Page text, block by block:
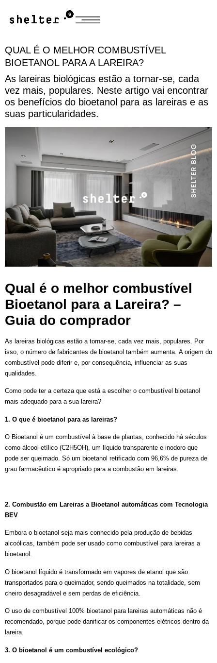
QUAL É O MELHOR COMBUSTÍVEL
BIOETANOL PARA A LAREIRA?
As lareiras biológicas estão a tornar-se, cada
vez mais, populares. Neste artigo vai encontrar
os benefícios do bioetanol para as lareiras e as
suas particularidades.
Qual é o melhor combustível
Bioetanol para a Lareira? –
Guia do comprador
As lareiras biológicas estão a tornar-se, cada vez mais, populares. Por
isso, o número de fabricantes de bioetanol também aumenta. A origem do
combustível pode diferir e, por consequência, influenciar as suas
qualidades.
Como pode ter a certeza que está a escolher o combustível bioetanol
mais adequado para a sua lareira?
1. O que é bioetanol para as lareiras?
O Bioetanol é um combustível à base de plantas, conhecido há séculos
como álcool etílico (C2H5OH), um líquido transparente e inodoro que
pode ser queimado. Só um bioetanol retificado com 96,6% de pureza de
grau farmacêutico é apropriado para a combustão em lareiras.
2. Combustão em Lareiras a Bioetanol automáticas com Tecnologia
BEV
Embora o bioetanol seja mais conhecido pela produção de bebidas
alcoólicas, também pode ser usado como combustível para lareiras a
bioetanol.
O bioetanol líquido é transformado em vapores de etanol que são
transportados para o queimador, sendo queimados na totalidade, sem
cheiro desagradável e sem perdas de eficiência.
O uso de combustível 100% bioetanol para lareiras automáticas não é
recomendado, porque pode danificar os componentes elétricos dentro da
lareira.
3. O bioetanol é um combustível ecológico?